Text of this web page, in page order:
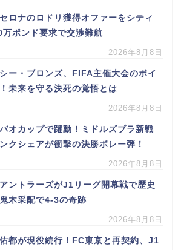
ロナのロドリ獲得オファーをシティ
ポンド要求で交渉難航
2026年8月8日
シー・ブロンズ、FIFA主催大会のボイ
未来を守る決死の覚悟とは
2026年8月8日
バオカップで躍動！ミドルズブラ新戦
クシェアが衝撃の決勝ボレー弾！
2026年8月8日
アントラーズがJ1リーグ開幕戦で歴史
木采配で4-3の奇跡
2026年8月8日
佑都が現役続行！FC東京と再契約、J1